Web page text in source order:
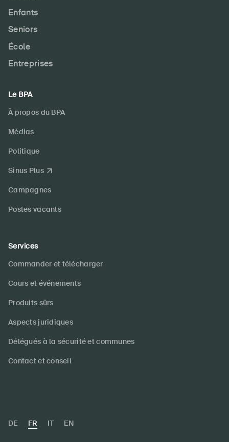
Enfants
Seniors
École
Entreprises
Le BPA
À propos du BPA
Médias
Politique
Sinus Plus
Campagnes
Postes vacants
Services
Commander et télécharger
Cours et événements
Produits sûrs
Aspects juridiques
Délégués à la sécurité et communes
Contact et conseil
DE FR IT EN